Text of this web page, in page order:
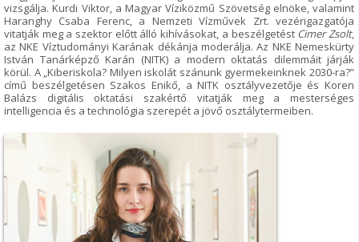
vizsgálja. Kurdi Viktor, a Magyar Víziközmű Szövetség elnöke, valamint
Haranghy Csaba Ferenc, a Nemzeti Vízművek Zrt. vezérigazgatója
vitatják meg a szektor előtt álló kihívásokat, a beszélgetést Cimer Zsolt,
az NKE Víztudományi Karának dékánja moderálja. Az NKE Nemeskürty
István Tanárképző Karán (NITK) a modern oktatás dilemmáit járják
körül. A „Kiberiskola? Milyen iskolát szánunk gyermekeinknek 2030-ra?”
című beszélgetésen Szakos Enikő, a NITK osztályvezetője és Koren
Balázs digitális oktatási szakértő vitatják meg a mesterséges
intelligencia és a technológia szerepét a jövő osztálytermeiben.